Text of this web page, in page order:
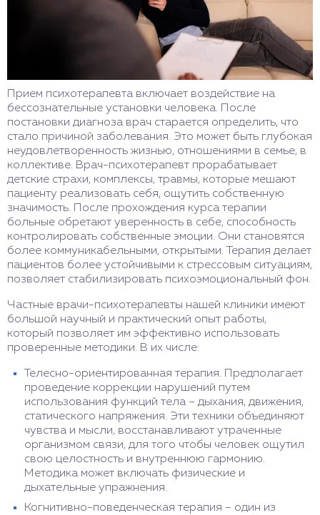
Прием психотерапевта включает воздействие на
бессознательные установки человека. После
постановки диагноза врач старается определить, что
стало причиной заболевания. Это может быть глубокая
неудовлетворенность жизнью, отношениями в семье, в
коллективе. Врач-психотерапевт прорабатывает
детские страхи, комплексы, травмы, которые мешают
пациенту реализовать себя, ощутить собственную
значимость. После прохождения курса терапии
больные обретают уверенность в себе, способность
контролировать собственные эмоции. Они становятся
более коммуникабельными, открытыми. Терапия делает
пациентов более устойчивыми к стрессовым ситуациям,
позволяет стабилизировать психоэмоциональный фон.
Частные врачи-психотерапевты нашей клиники имеют
большой научный и практический опыт работы,
который позволяет им эффективно использовать
проверенные методики. В их числе:
Телесно-ориентированная терапия. Предполагает
проведение коррекции нарушений путем
использования функций тела – дыхания, движения,
статического напряжения. Эти техники объединяют
чувства и мысли, восстанавливают утраченные
организмом связи, для того чтобы человек ощутил
свою целостность и внутреннюю гармонию.
Методика может включать физические и
дыхательные упражнения.
Когнитивно-поведенческая терапия – один из